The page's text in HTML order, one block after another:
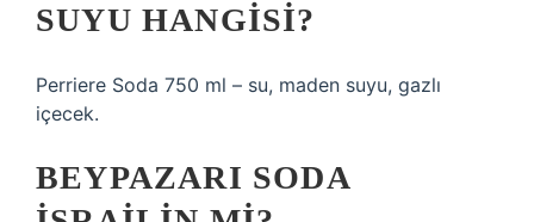
SUYU HANGISI?
Perriere Soda 750 ml – su, maden suyu, gazlı
içecek.
BEYPAZARI SODA